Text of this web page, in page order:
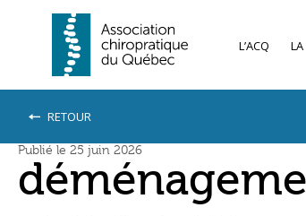
L’ACQ
RETOUR
Publié le 25 juin 2026